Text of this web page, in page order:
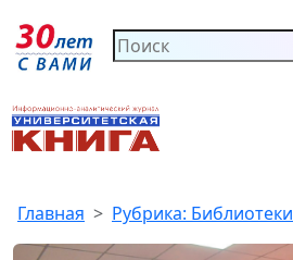
Главная Рубрика: Библиотеки